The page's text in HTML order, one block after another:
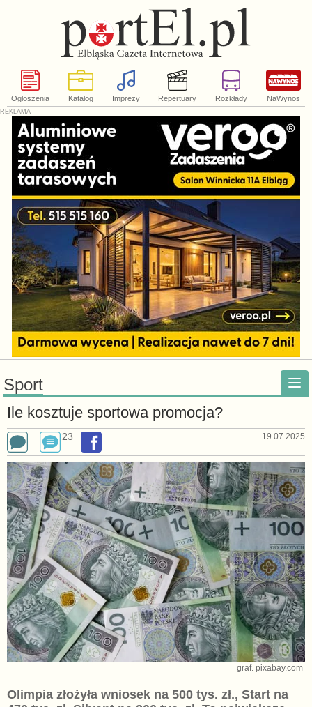
Ogłoszenia Katalog Imprezy Repertuary Rozkłady NaWynos
Sport
Ile kosztuje sportowa promocja?
23 19.07.2025
graf. pixabay.com
Olimpia złożyła wniosek na 500 tys. zł., Start na